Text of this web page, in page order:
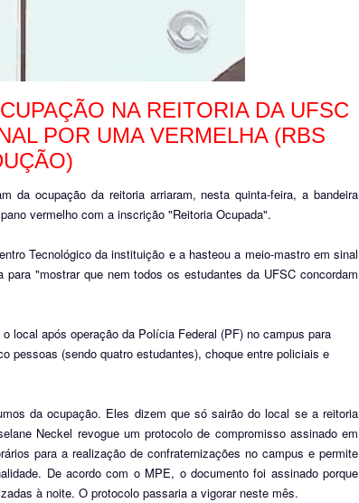
NA REITORIA DA UFSC
POR UMA VERMELHA (RBS
da ocupação da reitoria arriaram, nesta quinta-feira, a bandeira
vermelho com a inscrição "Reitoria Ocupada".
Tecnológico da instituição e a hasteou a meio-mastro em sinal
"mostrar que nem todos os estudantes da UFSC concordam
local após operação da Polícia Federal (PF) no campus para
pessoas (sendo quatro estudantes), choque entre policiais e
da ocupação. Eles dizem que só sairão do local se a reitoria
Neckel revogue um protocolo de compromisso assinado em
para a realização de confraternizações no campus e permite
De acordo com o MPE, o documento foi assinado porque
à noite. O protocolo passaria a vigorar neste mês.